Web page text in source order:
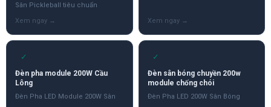
Sân Pickleball tiêu chuẩn
✓
Đèn pha module 200W Cầu
Lông
Đèn Pha LED Module 200W Sân
✓
Đèn sân bóng chuyền 200w
module chống chói
Đèn Pha LED 200W Sân Bóng